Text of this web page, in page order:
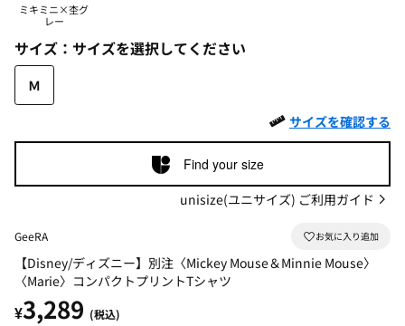
ミキミニ×杢グ
レー
サイズ： サイズを選択してください
Ｍ
サイズを確認する
Find your size
unisize(ユニサイズ) ご利用ガイド
GeeRA
【Disney/ディズニー】別注〈Mickey Mouse＆Minnie Mouse〉
〈Marie〉コンパクトプリントTシャツ
¥3,289 (税込)